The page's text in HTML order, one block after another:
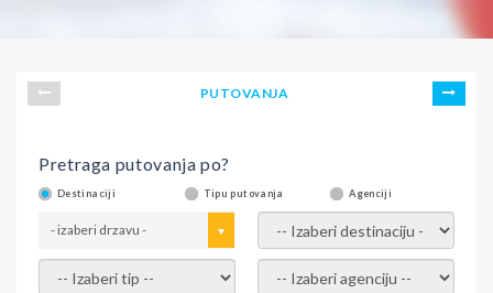
PUTOVANJA
Pretraga putovanja po?
Destinaciji Tipu putovanja Agenciji
- izaberi drzavu - - izaberi destinaciju -
- izaberi tip - - izaberi agenciju -